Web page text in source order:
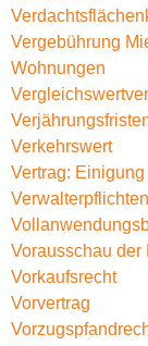
Vergebührung
Wohnungen
Verkehrswert
Vertrag:
Verwalterpflichten
Vorausschau der
Vorkaufsrecht
Vorvertrag